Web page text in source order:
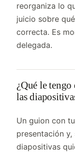
reorganiza lo
juicio sobre
correcta. Es
delegada.
¿Qué le
las
Un guion con
presentación
diapositivas